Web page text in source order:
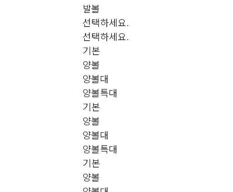
발볼
선택하세요.
선택하세요.
기본
양볼
양볼대
양볼특대
기본
양볼
양볼대
양볼특대
기본
양볼